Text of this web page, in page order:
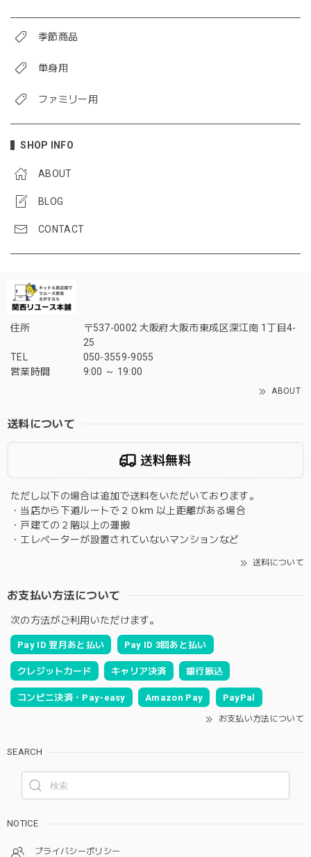
季節商品
単身用
ファミリー用
SHOP INFO
ABOUT
BLOG
CONTACT
住所
〒537-0002 大阪府大阪市東成区深江南 1丁目4-
25
TEL
050-3559-9055
営業時間
9:00 ～ 19:00
ABOUT
送料について
送料無料
ただし以下の場合は追加で送料をいただいております。
・当店から下道ルートで２０km 以上距離がある場合
・戸建ての２階以上の運搬
・エレベーターが設置されていないマンションなど
送料について
お支払い方法について
次の方法がご利用いただけます。
Pay ID 翌月あと払い Pay ID 3回あと払い
クレジットカード キャリア決済 銀行振込
コンビニ決済・Pay-easy Amazon Pay PayPal
お支払い方法について
SEARCH
NOTICE
プライバシーポリシー